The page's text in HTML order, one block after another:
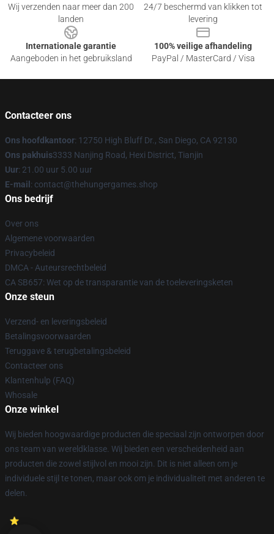
Wij verzenden naar meer dan 200
landen
24/7 beschermd van klikken tot
levering
Internationale garantie
Aangeboden in het gebruiksland
100% veilige afhandeling
PayPal / MasterCard / Visa
Contacteer ons
Ons hoofdkantoor: 12750 High Bluff Dr., San Diego, CA 92130
Ons pakhuis3333 Nanjing Road, Hexi District, Tianjin
Uur: 21.00 uur 5.00 uur
E-mail : contact@thehungergames.shop
Ons bedrijf
Over ons
Algemene voorwaarden
Privacybeleid
DMCA - Auteursrechtbeleid
CA SB657: Wet op de transparantie van de toeleveringsketen
Onze steun
Verzend- en leveringsbeleid
Betalingsvoorwaarden
Teruggave & terugbetalingsbeleid
Contacteer ons
Klantenhulp (FAQ)
Whosale
Onze winkel
Wij bieden hoogwaardige producten die speciaal zijn ontworpen door
ons team van wereldklasse. Wij bieden een verscheidenheid aan
producten die zowel stijlvol en mooi zijn. Dit is niet alleen om je
individuele stijl te tonen, maar ook om je individualiteit met anderen te
delen.